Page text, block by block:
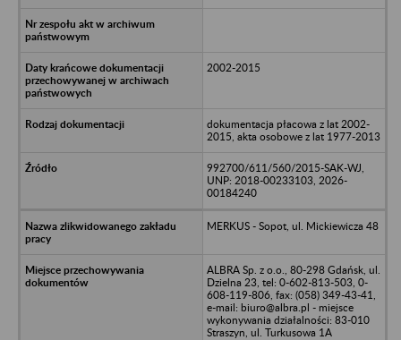
2002-2015
dokumentacja płacowa z lat 2002-
2015, akta osobowe z lat 1977-2013
992700/611/560/2015-SAK-WJ,
UNP: 2018-00233103, 2026-
00184240
MERKUS - Sopot, ul. Mickiewicza 48
ALBRA Sp. z o.o., 80-298 Gdańsk, ul.
Dzielna 23, tel: 0-602-813-503, 0-
608-119-806, fax: (058) 349-43-41,
e-mail: biuro@albra.pl - miejsce
wykonywania działalności: 83-010
Straszyn, ul. Turkusowa 1A